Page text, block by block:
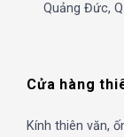
Quảng Đức,
Cửa hàng
Kính thiên văn,